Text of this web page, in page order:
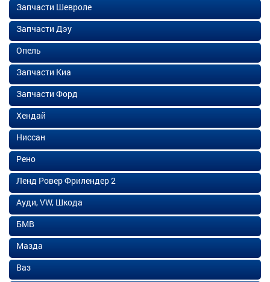
Запчасти Шевроле
Запчасти Дэу
Опель
Запчасти Киа
Запчасти Форд
Хендай
Ниссан
Рено
Ленд Ровер Фрилендер 2
Ауди, VW, Шкода
БМВ
Мазда
Ваз